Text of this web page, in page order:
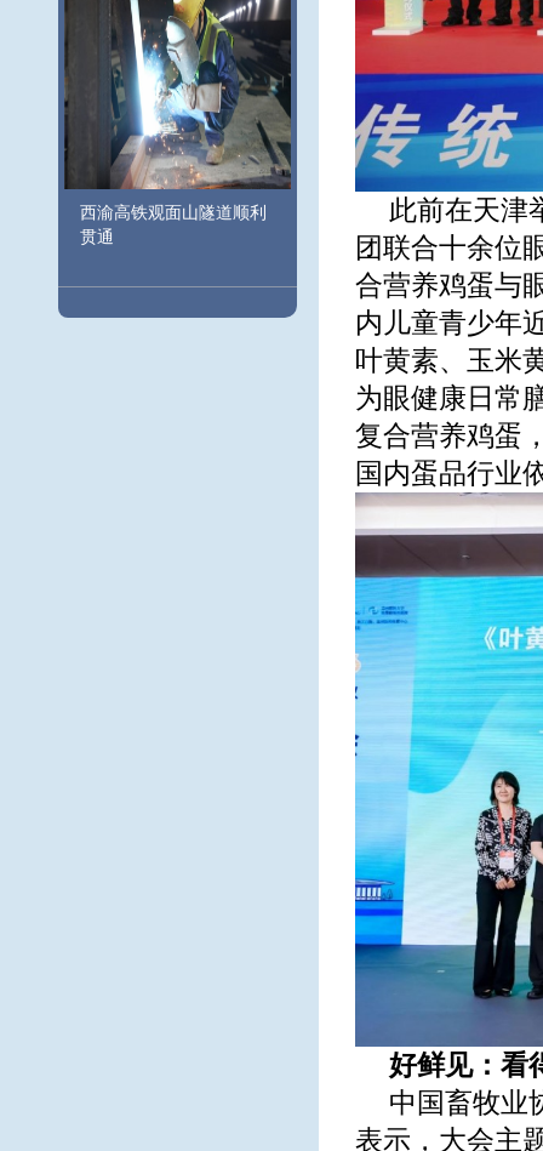
西渝高铁观面山隧道顺利
贯通
此前在天津
团联合十余位
合营养鸡蛋与
内儿童青少年
叶黄素、玉米
为眼健康日常
复合营养鸡蛋
国内蛋品行业
好鲜见：看
中国畜牧业
表示，大会主